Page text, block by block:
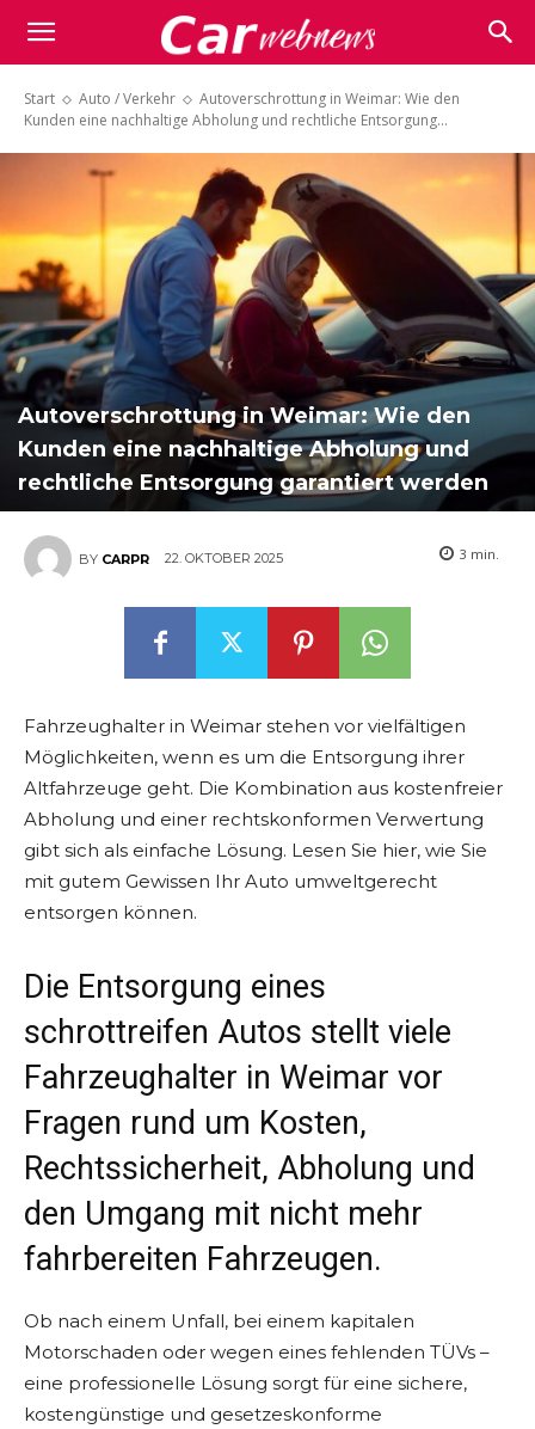
Carwebnews.com
Start Auto / Verkehr
Autoverschrottung in Weimar: Wie den
Kunden eine nachhaltige Abholung und rechtliche Entsorgung...
Autoverschrottung in Weimar: Wie den
Kunden eine nachhaltige Abholung und
rechtliche Entsorgung garantiert werden
BY CARPR 22. OKTOBER 2025 3 min.
Fahrzeughalter in Weimar stehen vor vielfältigen
Möglichkeiten, wenn es um die Entsorgung ihrer
Altfahrzeuge geht. Die Kombination aus kostenfreier
Abholung und einer rechtskonformen Verwertung
gibt sich als einfache Lösung. Lesen Sie hier, wie Sie
mit gutem Gewissen Ihr Auto umweltgerecht
entsorgen können.
Die Entsorgung eines
schrottreifen Autos stellt viele
Fahrzeughalter in Weimar vor
Fragen rund um Kosten,
Rechtssicherheit, Abholung und
den Umgang mit nicht mehr
fahrbereiten Fahrzeugen.
Ob nach einem Unfall, bei einem kapitalen
Motorschaden oder wegen eines fehlenden TÜVs –
eine professionelle Lösung sorgt für eine sichere,
kostengünstige und gesetzeskonforme